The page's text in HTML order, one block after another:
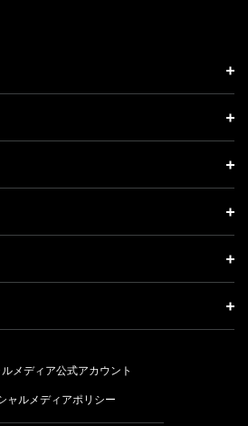
ップ
Society」
メディア公式アカウント
ャルメディアポリシー